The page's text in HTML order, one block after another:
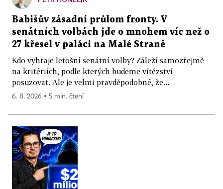
Babišův zásadní průlom fronty. V
senátních volbách jde o mnohem víc než o
27 křesel v paláci na Malé Straně
Kdo vyhraje letošní senátní volby? Záleží samozřejmě
na kritériích, podle kterých budeme vítězství
posuzovat. Ale je velmi pravděpodobné, že...
6. 8. 2026 ▪ 5 min. čtení